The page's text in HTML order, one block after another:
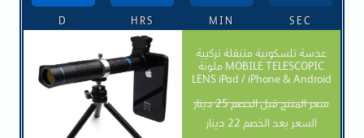
D HRS MIN SEC
عدسة تلسكوبية متنقلة تركيبة
ملونة MOBILE TELESCOPIC
LENS iPad / iPhone & Android
سعر المنتج قبل الخصم 25 دينار
السعر بعد الخصم 22 دينار